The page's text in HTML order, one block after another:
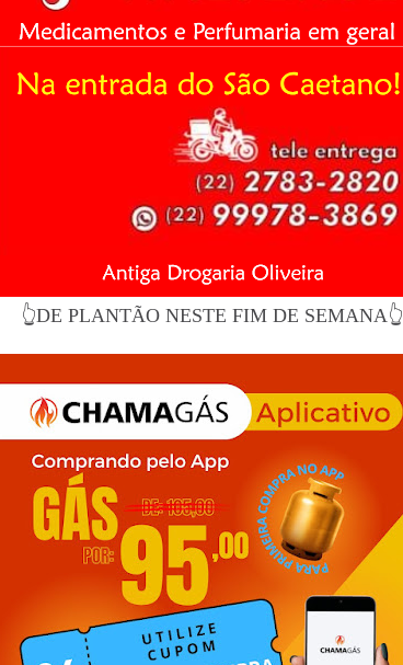
👆DE PLANTÃO NESTE FIM DE SEMANA👆